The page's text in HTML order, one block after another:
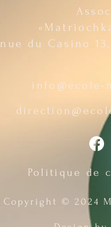
du Casino
info@ecole-
Politique de
Copyright © 2024